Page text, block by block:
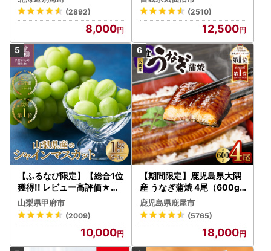
冷凍 ）
(2892)
8,000
(2510)
12,500
【ふるなび限定】【総合1位
獲得!! レビュー高評価★】
〈2026年度配送分〉山梨
県産 シャインマスカット 2
～3房（1.0kg以上）シャイ
ン フルーツ FN-Limited-S
P
山梨県甲府市
(2009)
10,000
【期間限定】鹿児島県大隅
産 うなぎ蒲焼 4尾（600g
） KN007-004-04-cp18
うなぎ 鰻 魚 惣菜 総菜
鹿児島県鹿屋市
(5765)
18,000